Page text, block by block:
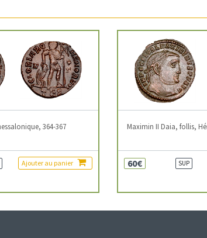
364-367
Ajouter au panier
Maximin II Daia, follis,
60€ SUP